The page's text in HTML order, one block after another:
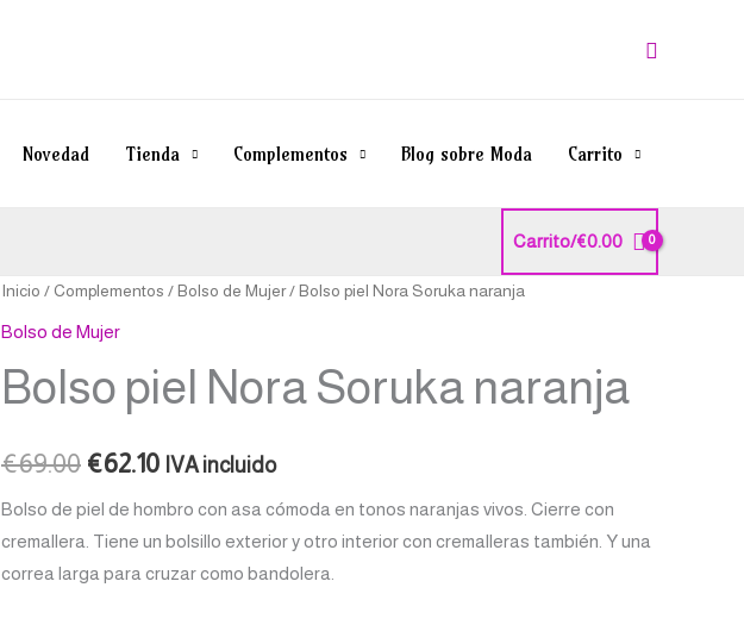
Buscar
Novedad Tienda Complementos Blog sobre Moda Carrito
Carrito/€0.00
Inicio / Complementos / Bolso de Mujer/ Bolso piel Nora Soruka naranja
Bolso de Mujer
Bolso piel Nora Soruka naranja
€69.00
El
precio
original
era:
€69.00.
€62.10
El
actual
€62.10.
IVA incluido
Bolso de piel de hombro con asa cómoda en tonos naranjas vivos. Cierre con
cremallera. Tiene un bolsillo exterior y otro interior con cremalleras también. Y una
correa larga para cruzar como bandolera.
Bolso
piel
Soruka
cantidad